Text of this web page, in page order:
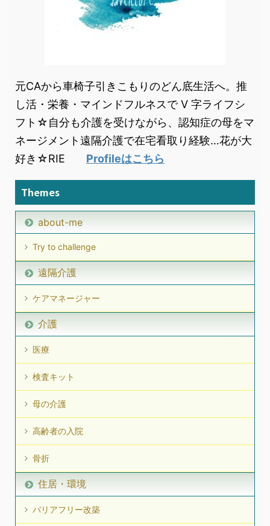
元CAから車椅子引きこもりのどん底生活へ。推
し活・栄養・マインドフルネスで V 字ライフシ
フト☆自分も介護を受けながら、認知症の母をマ
ネージメント遠隔介護で在宅看取り経験…花が大
好き☆RIE Profileはこちら
Themes
about-me
Try to challenge
遠隔介護
ケアマネージャー
介護
医療
検査キット
母の介護
高齢者の入院
骨折
住居・環境
バリアフリー改築